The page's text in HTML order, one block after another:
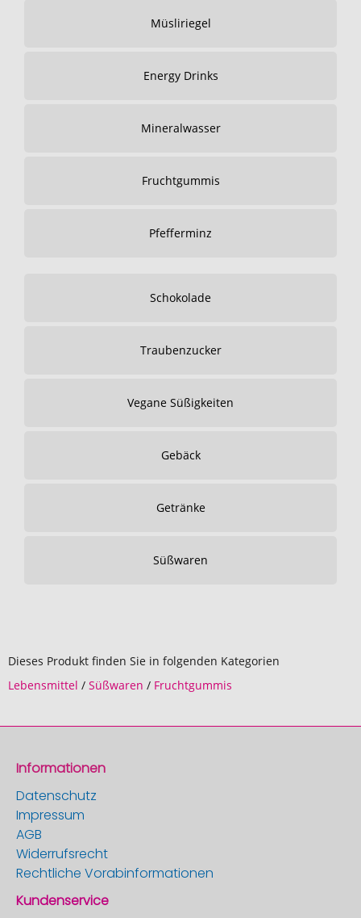
Müsliriegel
Energy Drinks
Mineralwasser
Fruchtgummis
Pfefferminz
Schokolade
Traubenzucker
Vegane Süßigkeiten
Gebäck
Getränke
Süßwaren
Dieses Produkt finden Sie in folgenden Kategorien
Lebensmittel / Süßwaren / Fruchtgummis
Informationen
Datenschutz
Impressum
AGB
Widerrufsrecht
Rechtliche Vorabinformationen
Kundenservice